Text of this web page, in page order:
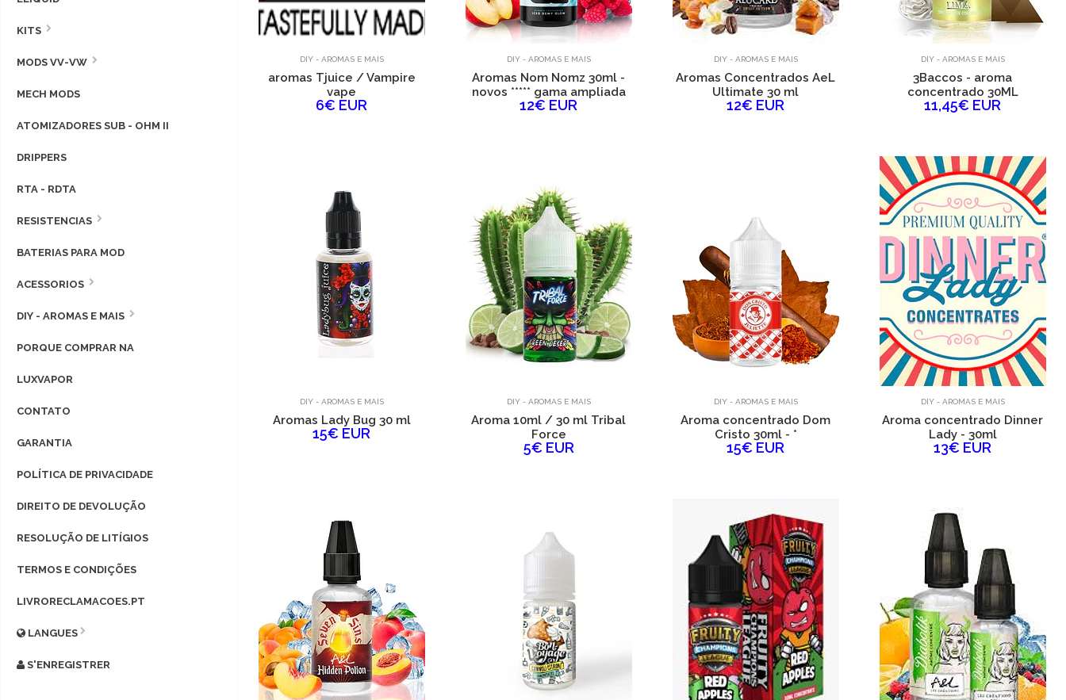
KITS
MODS VV-VW
MECH MODS
ATOMIZADORES SUB - OHM II
DRIPPERS
RTA - RDTA
RESISTENCIAS
BATERIAS PARA MOD
ACESSORIOS
DIY - AROMAS E MAIS
PORQUE COMPRAR NA
LUXVAPOR
CONTATO
GARANTIA
POLÍTICA DE PRIVACIDADE
DIREITO DE DEVOLUÇÃO
RESOLUÇÃO DE LITÍGIOS
TERMOS E CONDIÇÕES
LIVRORECLAMACOES.PT
LANGUES
S'ENREGISTRER
DIY - AROMAS E MAIS
aromas Tjuice / Vampire
vape
6€ EUR
DIY - AROMAS E MAIS
Aromas Nom Nomz 30ml -
novos ***** gama ampliada
12€ EUR
DIY - AROMAS E MAIS
Aromas Concentrados AeL
Ultimate 30 ml
12€ EUR
DIY - AROMAS E MAIS
3Baccos - aroma
concentrado 30ML
11,45€ EUR
DIY - AROMAS E MAIS
Aromas Lady Bug 30 ml
15€ EUR
DIY - AROMAS E MAIS
Aroma 10ml / 30 ml Tribal
Force
5€ EUR
DIY - AROMAS E MAIS
Aroma concentrado Dom
Cristo 30ml - *
15€ EUR
DIY - AROMAS E MAIS
Aroma concentrado Dinner
Lady - 30ml
13€ EUR